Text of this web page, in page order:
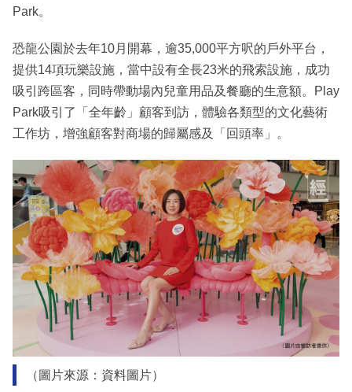
Park。
恐龍公園於去年10月開幕，逾35,000平方呎的戶外平台，
提供14項玩樂設施，當中設有全長23米的飛索設施，成功
吸引跨區客，同時帶動場內兒童用品及餐廳的生意額。Play
Park吸引了「全年齡」顧客到訪，體驗各類型的文化藝術
工作坊，增強顧客對商場的歸屬感及「回頭率」。
（圖片來源：資料圖片）